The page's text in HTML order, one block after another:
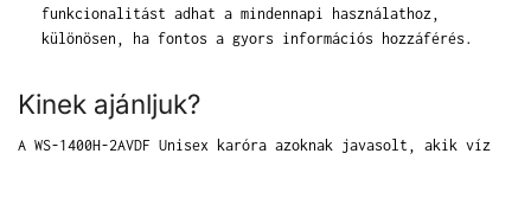
funkcionalitást adhat a mindennapi használathoz,
különösen, ha fontos a gyors információs hozzáférés.
Kinek ajánljuk?
A WS-1400H-2AVDF Unisex karóra azoknak javasolt, akik víz